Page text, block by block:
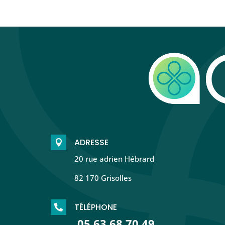
 ADRESSE
20 rue adrien Hébrard
82 170 Grisolles
 TÉLÉPHONE